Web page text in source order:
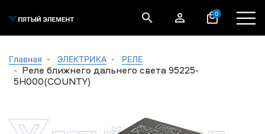
0
Главная ЭЛЕКТРИКА РЕЛЕ
Реле ближнего дальнего света 95225-
5Н000(COUNTY)